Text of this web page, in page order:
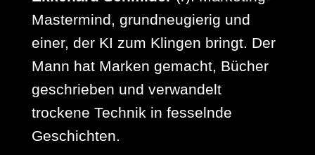
Mastermind, grundneugierig und
einer, der KI zum Klingen bringt. Der
Mann hat Marken gemacht, Bücher
geschrieben und verwandelt
trockene Technik in fesselnde
Geschichten.